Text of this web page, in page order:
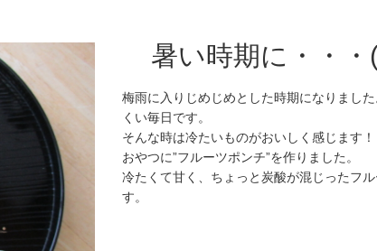
暑い時期に・・
梅雨に入りじめじめとした時期になりまし
くい毎日です。
そんな時は冷たいものがおいしく感じます！
おやつに”フルーツポンチ”を作りました。
冷たくて甘く、ちょっと炭酸が混じったフ
す。